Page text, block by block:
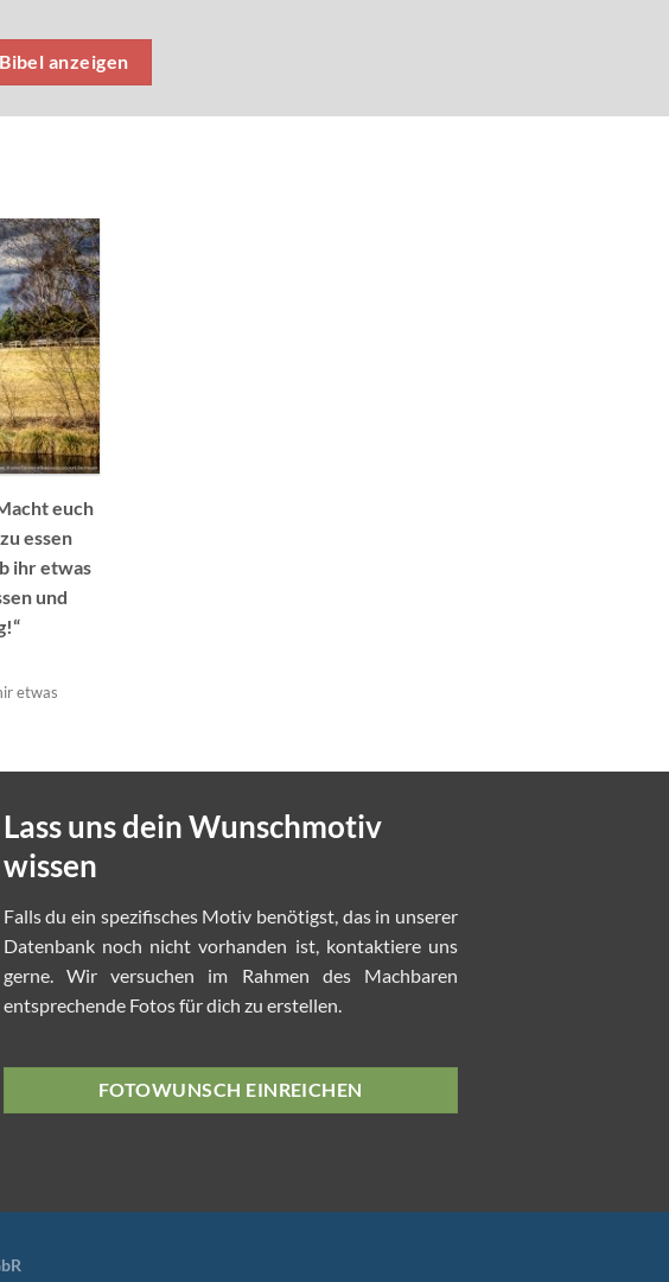
anzeigen
euch
essen
ihr etwas
und
etwas
Lass uns dein Wunschmotiv
wissen
Falls du ein spezifisches Motiv benötigst, das in unserer
Datenbank noch nicht vorhanden ist, kontaktiere uns
gerne. Wir versuchen im Rahmen des Machbaren
entsprechende Fotos für dich zu erstellen.
FOTOWUNSCH EINREICHEN